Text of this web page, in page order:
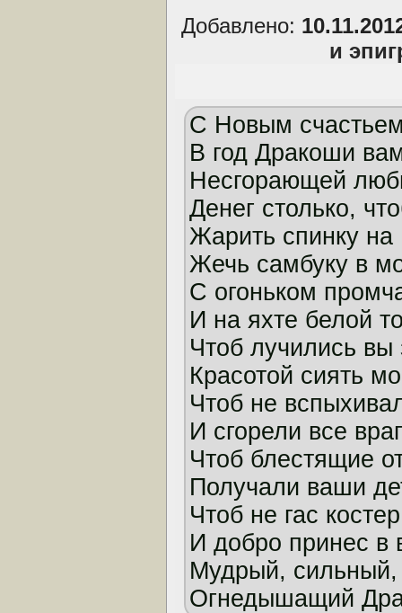
Добавлено:
и
С Новым
В год Дракоши
Несгорающей
Денег столько,
Жарить спинку на
Жечь самбуку в
С огоньком
И на яхте белой
Чтоб лучились вы
Красотой сиять
Чтоб не
И сгорели все
Чтоб блестящие
Получали ваши
Чтоб не гас
И добро принес
Мудрый,
Огнедышащий